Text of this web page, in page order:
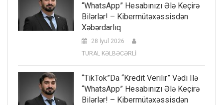
“WhatsApp” Hesabınızı Ələ Keçirə
Bilərlər! – Kibermütəxəssisdən
Xəbərdarlıq
28 İyul 2026
TURAL KƏLBƏCƏRLİ
“TikTok”da “kredit Verilir” Vədi Ilə
“WhatsApp” Hesabınızı Ələ Keçirə
Bilərlər! – Kibermütəxəssisdən